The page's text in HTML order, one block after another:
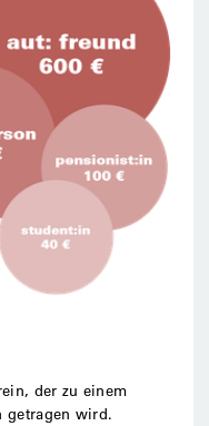
der zu einem
getragen wird.